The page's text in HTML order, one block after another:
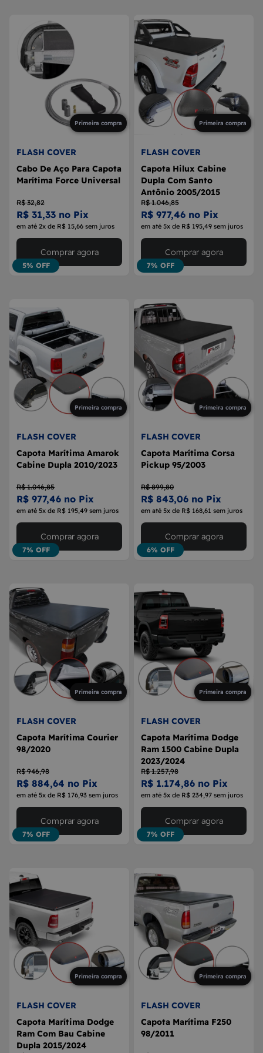
9 BOLA DE CÂMBIO
10
MÁQUINA DE VIDRO
Primeira compra
FLASH COVER
Cabo De Aço Para Capota
Marítima Force Universal
R$ 32,82
R$ 31,33 no Pix
em até 2x de R$ 15,66 sem juros
5% OFF
Comprar agora
Primeira compra
FLASH COVER
Capota Hilux Cabine
Dupla Com Santo
Antônio 2005/2015
R$ 1.046,85
R$ 977,46 no Pix
em até 5x de R$ 195,49 sem juros
7% OFF
Comprar agora
Primeira compra
FLASH COVER
Capota Marítima Amarok
Cabine Dupla 2010/2023
R$ 1.046,85
R$ 977,46 no Pix
em até 5x de R$ 195,49 sem juros
7% OFF
Comprar agora
Primeira compra
FLASH COVER
Capota Marítima Corsa
Pickup 95/2003
R$ 899,80
R$ 843,06 no Pix
em até 5x de R$ 168,61 sem juros
6% OFF
Comprar agora
Primeira compra
FLASH COVER
Capota Marítima Courier
98/2020
R$ 946,98
R$ 884,64 no Pix
em até 5x de R$ 176,93 sem juros
7% OFF
Comprar agora
Primeira compra
FLASH COVER
Capota Marítima Dodge
Ram 1500 Cabine Dupla
2023/2024
R$ 1.257,98
R$ 1.174,86 no Pix
em até 5x de R$ 234,97 sem juros
7% OFF
Comprar agora
Primeira compra
FLASH COVER
Capota Marítima Dodge
Ram Com Bau Cabine
Dupla 2015/2024
Primeira compra
FLASH COVER
Capota Marítima F250
98/2011